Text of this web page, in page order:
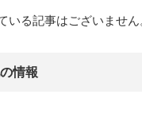
いる記事はございません
情報